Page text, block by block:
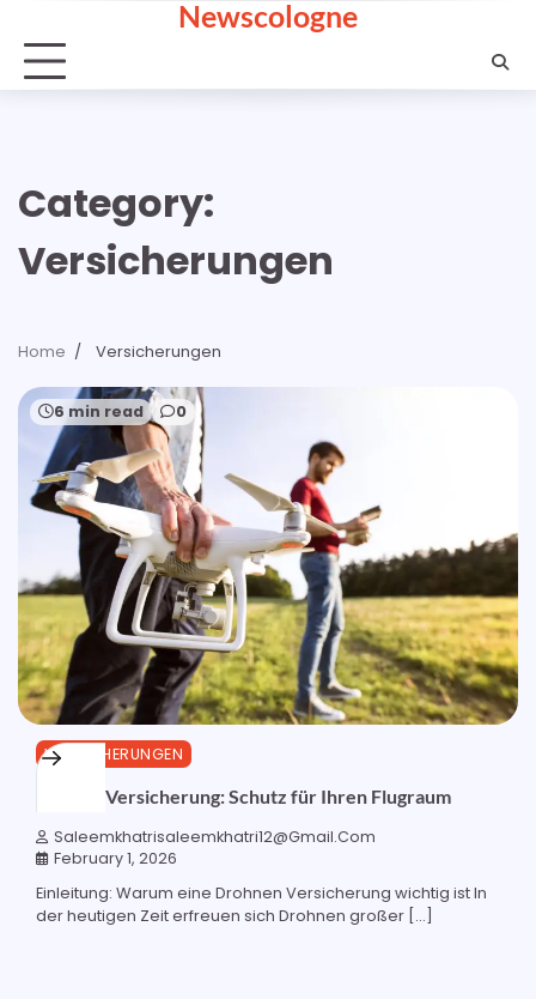
content
Newscologne
Category:
Versicherungen
Home Versicherungen
6 min read 0
VERSICHERUNGEN
Drohen Versicherung: Schutz für Ihren Flugraum
Saleemkhatrisaleemkhatri12@gmail.com
February 1, 2026
Einleitung: Warum eine Drohnen Versicherung wichtig ist In
der heutigen Zeit erfreuen sich Drohnen großer […]